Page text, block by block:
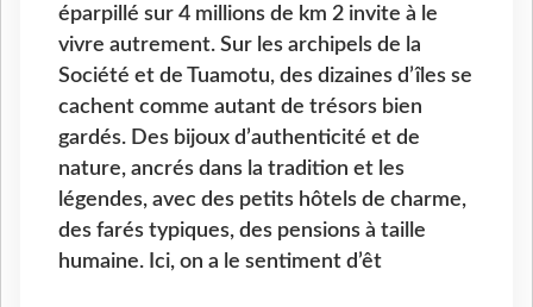
éparpillé sur 4 millions de km 2 invite à le
vivre autrement. Sur les archipels de la
Société et de Tuamotu, des dizaines d’îles se
cachent comme autant de trésors bien
gardés. Des bijoux d’authenticité et de
nature, ancrés dans la tradition et les
légendes, avec des petits hôtels de charme,
des farés typiques, des pensions à taille
humaine. Ici, on a le sentiment d’êt